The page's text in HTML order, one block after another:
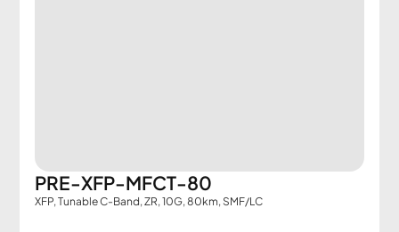
PRE-XFP-MFCT-80
XFP, Tunable C-Band, ZR, 10G, 80km, SMF/LC